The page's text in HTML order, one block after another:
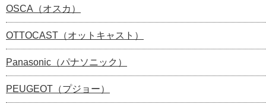
OSCA（オスカ）
OTTOCAST（オットキャスト）
Panasonic（パナソニック）
PEUGEOT（プジョー）